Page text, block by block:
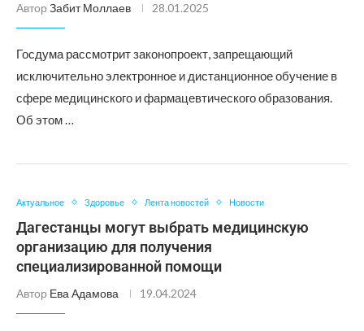
Автор Забит Моллаев 28.01.2025
Госдума рассмотрит законопроект, запрещающий
исключительно электронное и дистанционное обучение в
сфере медицинского и фармацевтического образования.
Об этом …
Актуальное Здоровье Лента новостей Новости
Дагестанцы могут выбрать медицинскую
организацию для получения
специализированной помощи
Автор Ева Адамова 19.04.2024